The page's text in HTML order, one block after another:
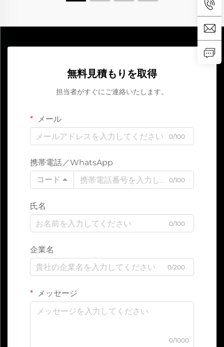
無料見積もりを取得
担当者がすぐにご連絡いたします。
メール
0/100
携帯電話／WhatsApp
コード
0/100
氏名
0/100
企業名
0/200
メッセージ
0/1000